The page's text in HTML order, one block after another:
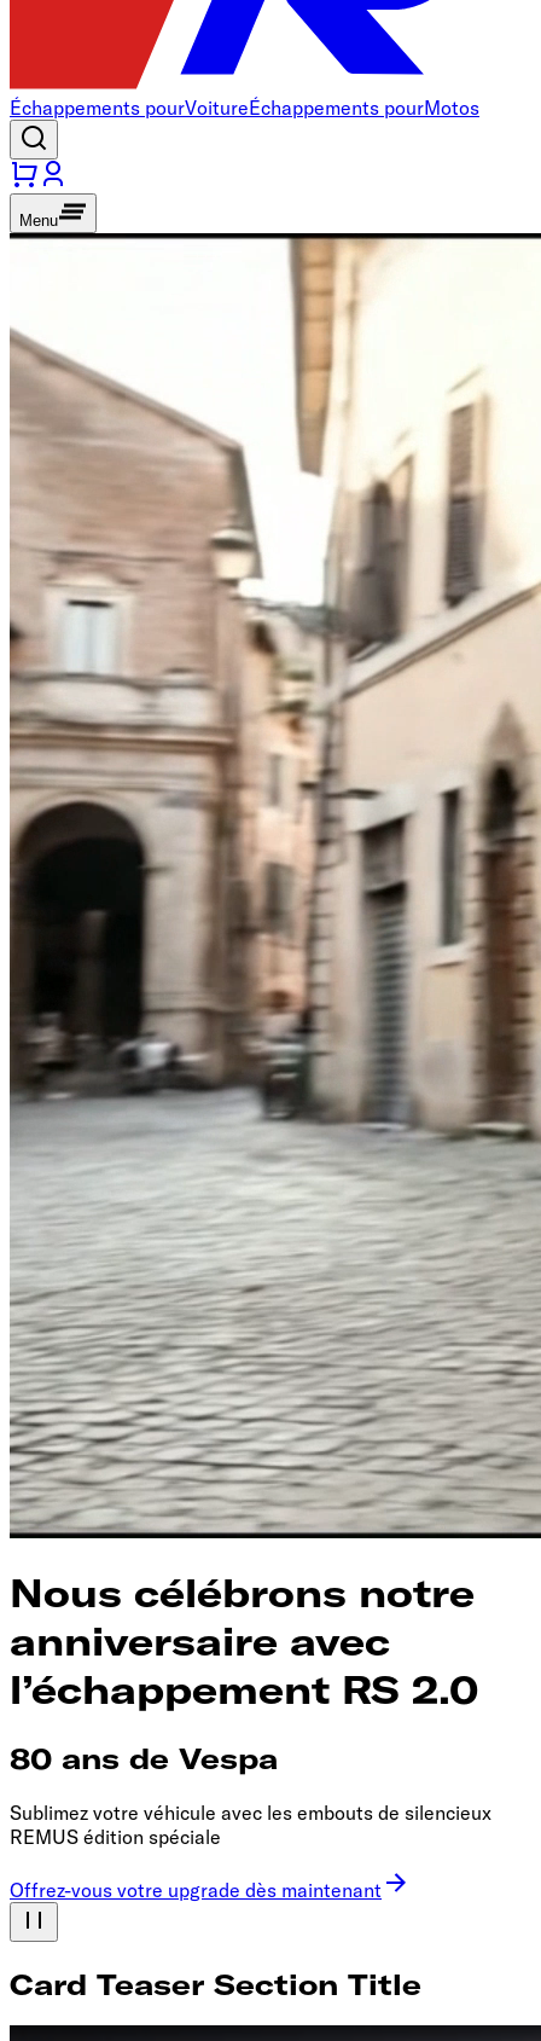
Échappements pourVoitureÉchappements pourMotos
Menu
Nous célébrons notre
anniversaire avec
l’échappement RS 2.0
80 ans de Vespa
Sublimez votre véhicule avec les embouts de silencieux
REMUS édition spéciale
Offrez-vous votre upgrade dès maintenant
Card Teaser Section Title